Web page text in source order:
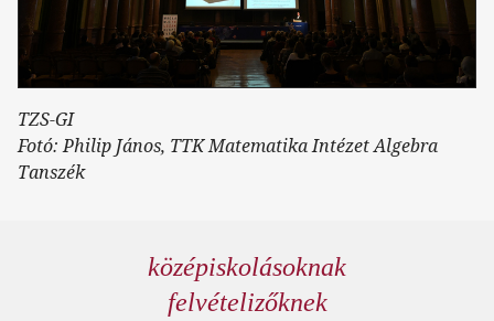
TZS-GI
Fotó: Philip János, TTK Matematika Intézet Algebra
Tanszék
középiskolásoknak
felvételizőknek